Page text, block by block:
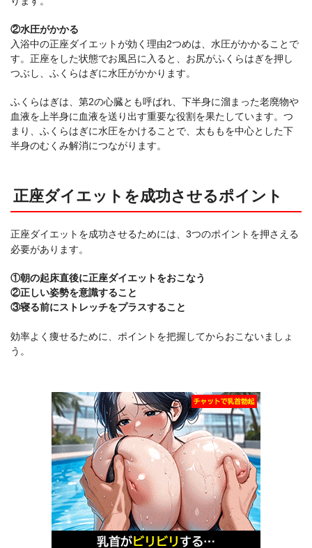
②水圧がかかる
入浴中の正座ダイエットが効く理由2つめは、水圧がかかることで
す。正座をした状態でお風呂に入ると、お尻がふくらはぎを押し
つぶし、ふくらはぎに水圧がかかります。
ふくらはぎは、第2の心臓とも呼ばれ、下半身に溜まった老廃物や
血液を上半身に血液を送り出す重要な役割を果たしています。つ
まり、ふくらはぎに水圧をかけることで、太ももを中心とした下
半身のむくみ解消につながります。
正座ダイエットを成功させるポイント
正座ダイエットを成功させるためには、3つのポイントを押さえる
必要があります。
①朝の起床直後に正座ダイエットをおこなう
②正しい姿勢を意識すること
③寝る前にストレッチをプラスすること
効率よく痩せるために、ポイントを把握してからおこないましょ
う。